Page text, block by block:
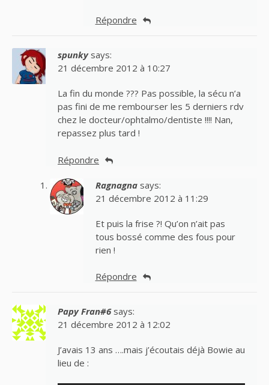
Répondre
spunky says:
21 décembre 2012 à 10:27
La fin du monde ??? Pas possible, la sécu n’a
pas fini de me rembourser les 5 derniers rdv
chez le docteur/ophtalmo/dentiste !!!! Nan,
repassez plus tard !
Répondre
Ragnagna says:
21 décembre 2012 à 11:29
Et puis la frise ?! Qu’on n’ait pas
tous bossé comme des fous pour
rien !
Répondre
Papy Fran#6 says:
21 décembre 2012 à 12:02
J’avais 13 ans ….mais j’écoutais déjà Bowie au
lieu de :